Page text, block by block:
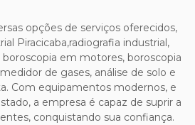
opções de serviços oferecidos,
Piracicaba,radiografia industrial,
boroscopia em motores, boroscopia
de gases, análise de solo e
Com equipamentos modernos, e
a empresa é capaz de suprir a
conquistando sua confiança.